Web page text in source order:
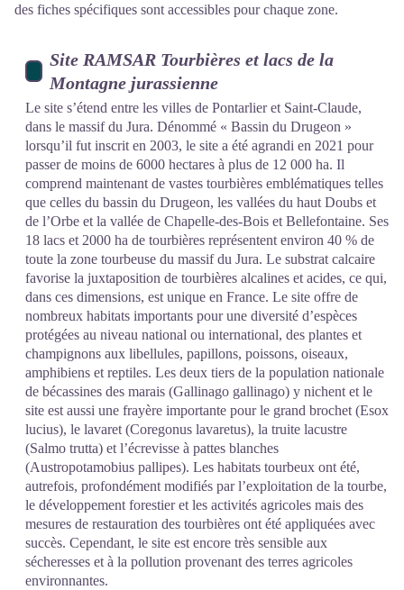
des fiches spécifiques sont accessibles pour chaque zone.
Site RAMSAR Tourbières et lacs de la
Montagne jurassienne
Le site s’étend entre les villes de Pontarlier et Saint-Claude,
dans le massif du Jura. Dénommé « Bassin du Drugeon »
lorsqu’il fut inscrit en 2003, le site a été agrandi en 2021 pour
passer de moins de 6000 hectares à plus de 12 000 ha. Il
comprend maintenant de vastes tourbières emblématiques telles
que celles du bassin du Drugeon, les vallées du haut Doubs et
de l’Orbe et la vallée de Chapelle-des-Bois et Bellefontaine. Ses
18 lacs et 2000 ha de tourbières représentent environ 40 % de
toute la zone tourbeuse du massif du Jura. Le substrat calcaire
favorise la juxtaposition de tourbières alcalines et acides, ce qui,
dans ces dimensions, est unique en France. Le site offre de
nombreux habitats importants pour une diversité d’espèces
protégées au niveau national ou international, des plantes et
champignons aux libellules, papillons, poissons, oiseaux,
amphibiens et reptiles. Les deux tiers de la population nationale
de bécassines des marais (Gallinago gallinago) y nichent et le
site est aussi une frayère importante pour le grand brochet (Esox
lucius), le lavaret (Coregonus lavaretus), la truite lacustre
(Salmo trutta) et l’écrevisse à pattes blanches
(Austropotamobius pallipes). Les habitats tourbeux ont été,
autrefois, profondément modifiés par l’exploitation de la tourbe,
le développement forestier et les activités agricoles mais des
mesures de restauration des tourbières ont été appliquées avec
succès. Cependant, le site est encore très sensible aux
sécheresses et à la pollution provenant des terres agricoles
environnantes.